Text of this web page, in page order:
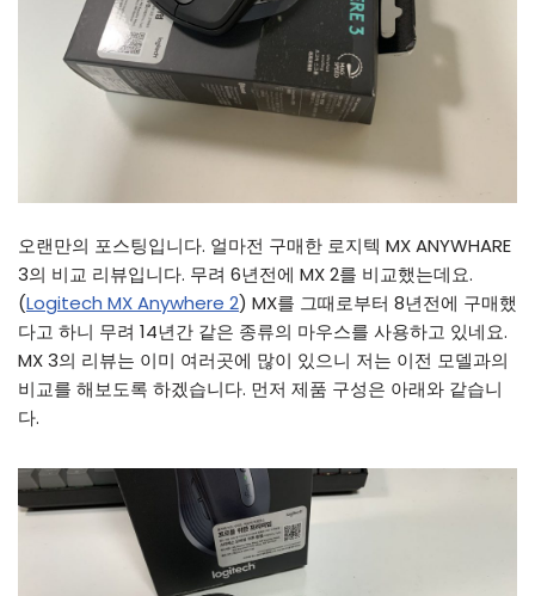
오랜만의 포스팅입니다. 얼마전 구매한 로지텍 MX ANYWHARE
3의 비교 리뷰입니다. 무려 6년전에 MX 2를 비교했는데요.
(Logitech MX Anywhere 2) MX를 그때로부터 8년전에 구매했
다고 하니 무려 14년간 같은 종류의 마우스를 사용하고 있네요.
MX 3의 리뷰는 이미 여러곳에 많이 있으니 저는 이전 모델과의
비교를 해보도록 하겠습니다. 먼저 제품 구성은 아래와 같습니
다.